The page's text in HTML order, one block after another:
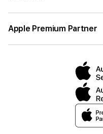
Apple Premium Partner